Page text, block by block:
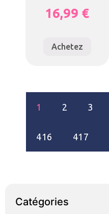
16,99 €
Achetez
1 2 3
416 417
Catégories